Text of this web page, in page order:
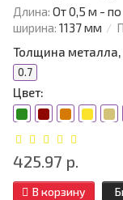
Длина: От 0,5 м -
ширина: 1137 мм
Толщина
0.7
Цвет:
425.97 р.
В корзину